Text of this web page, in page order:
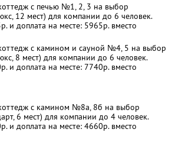
с печью №1, 2, 3 на выбор
12 мест) для компании до 6 человек.
и доплата на месте: 5965р. вместо
с камином и сауной №4, 5 на выбор
8 мест) для компании до 6 человек.
и доплата на месте: 7740р. вместо
с камином №8а, 8б на выбор
6 мест) для компании до 4 человек.
и доплата на месте: 4660р. вместо